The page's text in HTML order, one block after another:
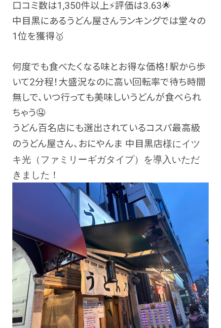
口コミ数は1,350件以上⚡評価は3.63🌟
中目黒にあるうどん屋さんランキングでは堂々の
1位を獲得🥇
何度でも食べたくなる味とお得な価格！駅から歩
いて2分程！大盛況なのに高い回転率で待ち時間
無しで、いつ行っても美味しいうどんが食べられ
ちゃう🤤
うどん百名店にも選出されているコスパ最高級
のうどん屋さん、 おにやんま 中目黒店様にイツ
キ光（ファミリーギガタイプ）を導入いただ
きました！